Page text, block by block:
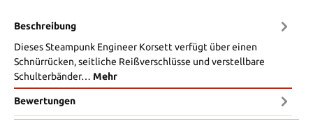
Beschreibung
Dieses Steampunk Engineer Korsett verfügt über einen
Schnürrücken, seitliche Reißverschlüsse und verstellbare
Schulterbänder… Mehr
Bewertungen